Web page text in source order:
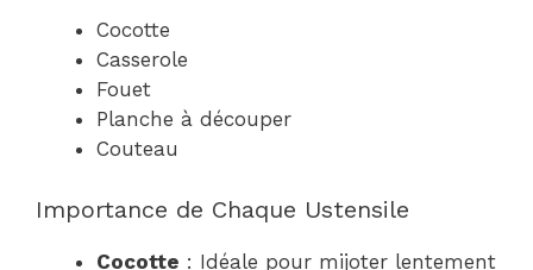
Cocotte
Casserole
Fouet
Planche à découper
Couteau
Importance de Chaque Ustensile
Cocotte : Idéale pour mijoter lentement